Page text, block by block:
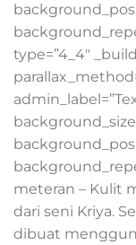
type=”4_4″
meteran – Kulit
dari seni Kriya.
dibuat